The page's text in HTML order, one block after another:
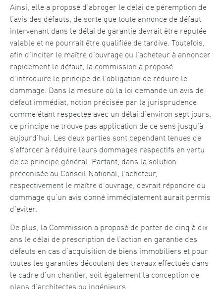
Ainsi, elle a proposé d’abroger le délai de péremption de
l’avis des défauts, de sorte que toute annonce de défaut
intervenant dans le délai de garantie devrait être réputée
valable et ne pourrait être qualifiée de tardive. Toutefois,
afin d’inciter le maître d’ouvrage ou l’acheteur à annoncer
rapidement le défaut, la commission a proposé
d’introduire le principe de l’obligation de réduire le
dommage. Dans la mesure où la loi demande un avis de
défaut immédiat, notion précisée par la jurisprudence
comme étant respectée avec un délai d’environ sept jours,
ce principe ne trouve pas application de ce sens jusqu’à
aujourd’hui. Les deux parties sont cependant tenues de
s’efforcer à réduire leurs dommages respectifs en vertu
de ce principe général. Partant, dans la solution
préconisée au Conseil National, l’acheteur,
respectivement le maître d’ouvrage, devrait répondre du
dommage qu’un avis donné immédiatement aurait permis
d’éviter.
De plus, la Commission a proposé de porter de cinq à dix
ans le délai de prescription de l’action en garantie des
défauts en cas d’acquisition de biens immobiliers et pour
toutes les garanties découlant des travaux effectués dans
le cadre d’un chantier, soit également la conception de
plans d’architectes ou ingénieurs.